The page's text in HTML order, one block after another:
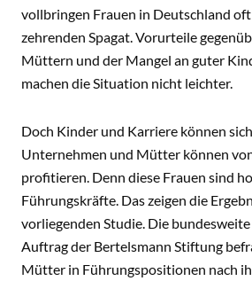
vollbringen Frauen in Deutschland
zehrenden Spagat. Vorurteile
Müttern und der Mangel an guter
machen die Situation nicht leichter.
Doch Kinder und Karriere können
Unternehmen und Mütter können
profitieren. Denn diese Frauen sind
Führungskräfte. Das zeigen die
vorliegenden Studie. Die
Auftrag der Bertelsmann Stiftung
Mütter in Führungspositionen nach